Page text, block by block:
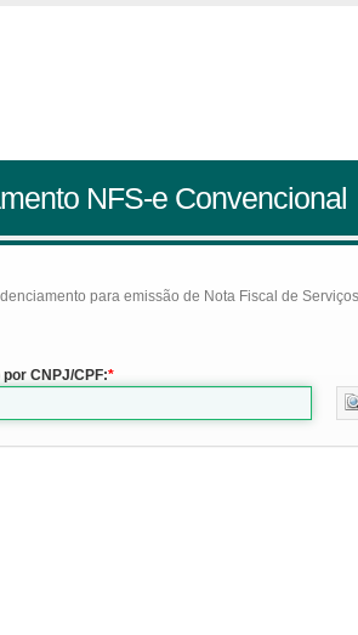
NFS-e Convencional
para emissão de Nota Fiscal de
CNPJ/CPF: